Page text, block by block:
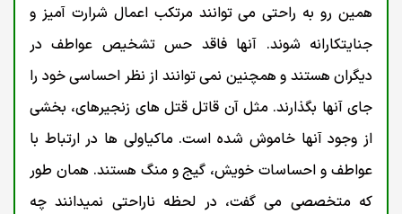
همین رو به راحتی می توانند مرتکب اعمال شرارت آمیز و
جنایتکارانه شوند. آنها فاقد حس تشخیص عواطف در
دیگران هستند و همچنین نمی توانند از نظر احساسی خود را
جای آنها بگذارند. مثل آن قاتل قتل های زنجیرهای، بخشی
از وجود آنها خاموش شده است. ماکیاولی ها در ارتباط با
عواطف و احساسات خویش، گیج و منگ هستند. همان طور
که متخصصی می گفت، در لحظه ناراحتی نمیدانند چه